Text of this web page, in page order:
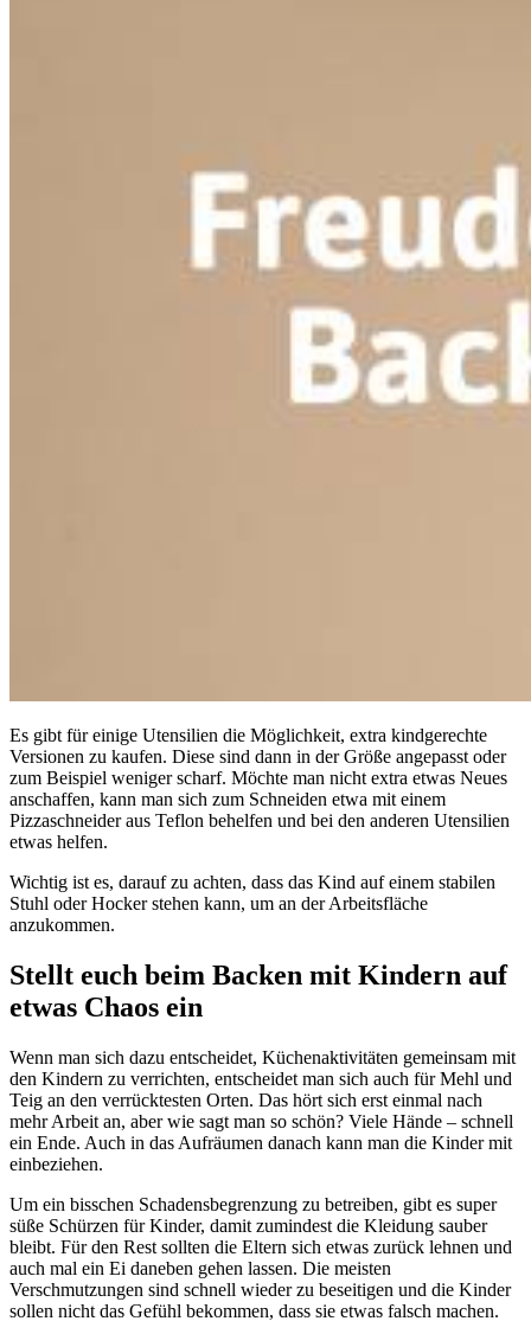
Es gibt für einige Utensilien die Möglichkeit, extra kindgerechte
Versionen zu kaufen. Diese sind dann in der Größe angepasst oder
zum Beispiel weniger scharf. Möchte man nicht extra etwas Neues
anschaffen, kann man sich zum Schneiden etwa mit einem
Pizzaschneider aus Teflon behelfen und bei den anderen Utensilien
etwas helfen.
Wichtig ist es, darauf zu achten, dass das Kind auf einem stabilen
Stuhl oder Hocker stehen kann, um an der Arbeitsfläche
anzukommen.
Stellt euch beim Backen mit Kindern auf
etwas Chaos ein
Wenn man sich dazu entscheidet, Küchenaktivitäten gemeinsam mit
den Kindern zu verrichten, entscheidet man sich auch für Mehl und
Teig an den verrücktesten Orten. Das hört sich erst einmal nach
mehr Arbeit an, aber wie sagt man so schön? Viele Hände – schnell
ein Ende. Auch in das Aufräumen danach kann man die Kinder mit
einbeziehen.
Um ein bisschen Schadensbegrenzung zu betreiben, gibt es super
süße Schürzen für Kinder, damit zumindest die Kleidung sauber
bleibt. Für den Rest sollten die Eltern sich etwas zurück lehnen und
auch mal ein Ei daneben gehen lassen. Die meisten
Verschmutzungen sind schnell wieder zu beseitigen und die Kinder
sollen nicht das Gefühl bekommen, dass sie etwas falsch machen.